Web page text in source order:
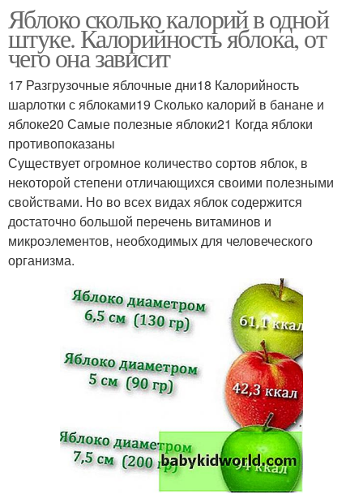
Яблоко сколько калорий в одной
штуке. Калорийность яблока, от
чего она зависит
17 Разгрузочные яблочные дни18 Калорийность
шарлотки с яблоками19 Сколько калорий в банане и
яблоке20 Самые полезные яблоки21 Когда яблоки
противопоказаны
Существует огромное количество сортов яблок, в
некоторой степени отличающихся своими полезными
свойствами. Но во всех видах яблок содержится
достаточно большой перечень витаминов и
микроэлементов, необходимых для человеческого
организма.